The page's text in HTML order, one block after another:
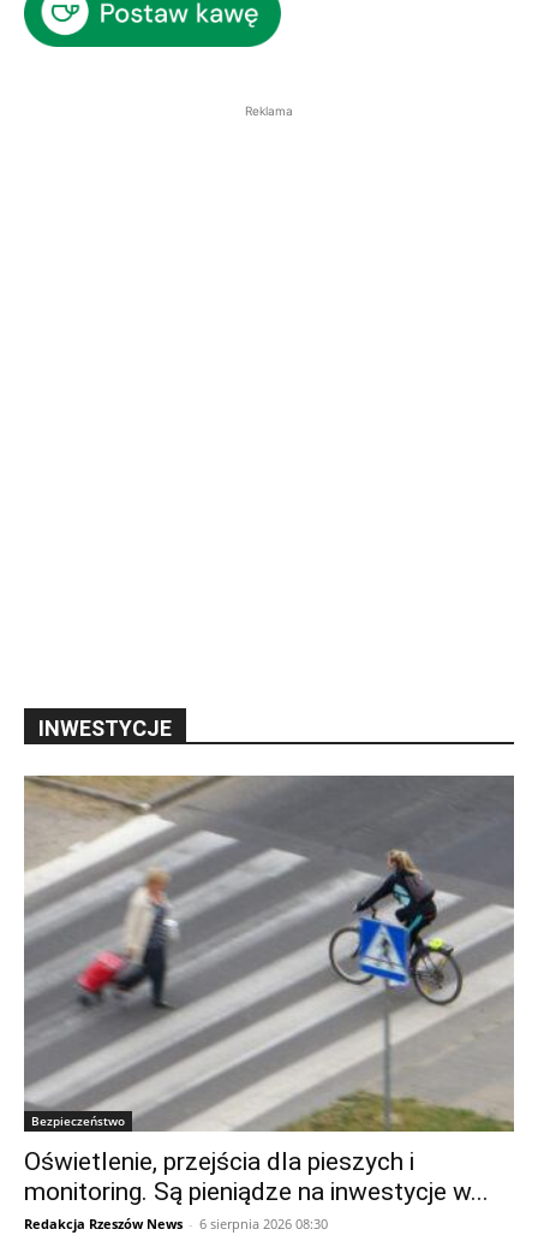
Reklama
INWESTYCJE
Bezpieczeństwo
Oświetlenie, przejścia dla pieszych i
monitoring. Są pieniądze na inwestycje w...
Redakcja Rzeszów News - 6 sierpnia 2026 08:30